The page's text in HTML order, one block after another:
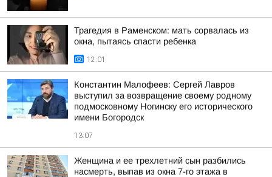
Трагедия в Раменском: мать сорвалась из
окна, пытаясь спасти ребенка
12:01
Константин Малофеев: Сергей Лавров
выступил за возвращение своему родному
подмосковному Ногинску его исторического
имени Богородск
13:07
Женщина и ее трехлетний сын разбились
насмерть, выпав из окна 7-го этажа в